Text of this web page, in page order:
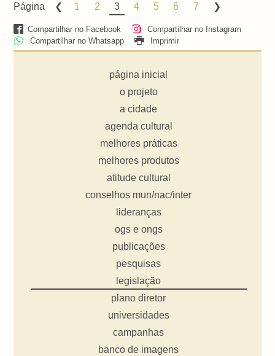
Página 1 2 3 4 5 6 7
Compartilhar no Facebook
Compartilhar no Instagram
Compartilhar no Whatsapp
Imprimir
página inicial
o projeto
a cidade
agenda cultural
melhores práticas
melhores produtos
atitude cultural
conselhos mun/nac/inter
lideranças
ogs e ongs
publicações
pesquisas
legislação
plano diretor
universidades
campanhas
banco de imagens